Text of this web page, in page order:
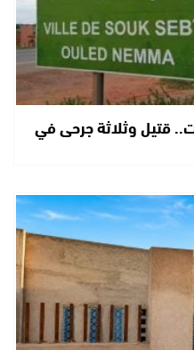
قتيل وثلاثة جرحى في